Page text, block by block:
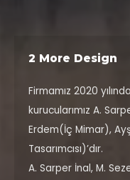
2 More Design
Firmamız 2020
kurucularımız A.
Erdem(İç Mimar),
Tasarımcısı)’dır.
A. Sarper İnal, M.